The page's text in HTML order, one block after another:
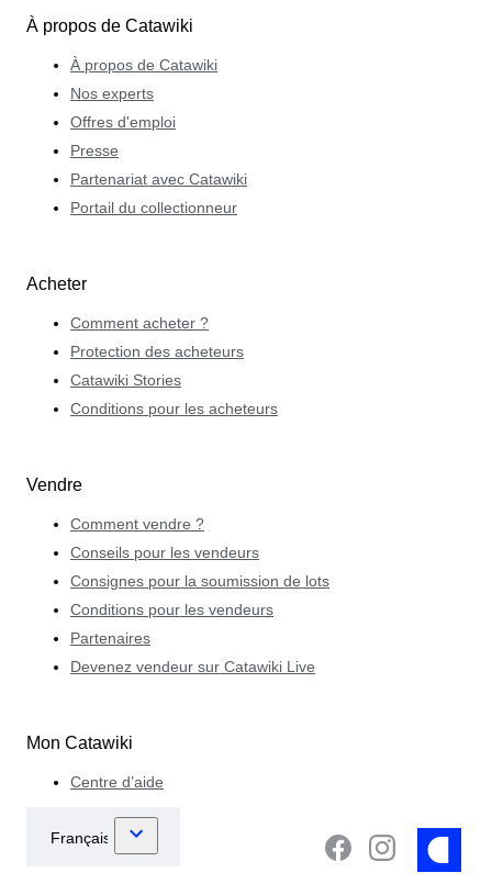
À propos de Catawiki
À propos de Catawiki
Nos experts
Offres d'emploi
Presse
Partenariat avec Catawiki
Portail du collectionneur
Acheter
Comment acheter ?
Protection des acheteurs
Catawiki Stories
Conditions pour les acheteurs
Vendre
Comment vendre ?
Conseils pour les vendeurs
Consignes pour la soumission de lots
Conditions pour les vendeurs
Partenaires
Devenez vendeur sur Catawiki Live
Mon Catawiki
Centre d’aide